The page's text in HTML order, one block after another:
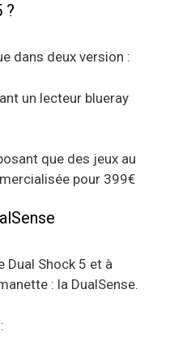
?
dans deux version :
un lecteur blueray
que des jeux au
pour 399€
Dual Shock 5 et à
: la DualSense.